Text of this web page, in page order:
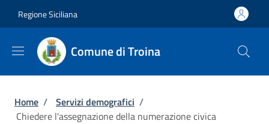
Regione Siciliana
Comune di Troina
Briciole di pane
Home / Servizi demografici /
Chiedere l'assegnazione della numerazione civica